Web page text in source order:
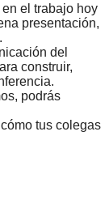
el trabajo hoy
presentación,
del
construir,
podrás
tus colegas